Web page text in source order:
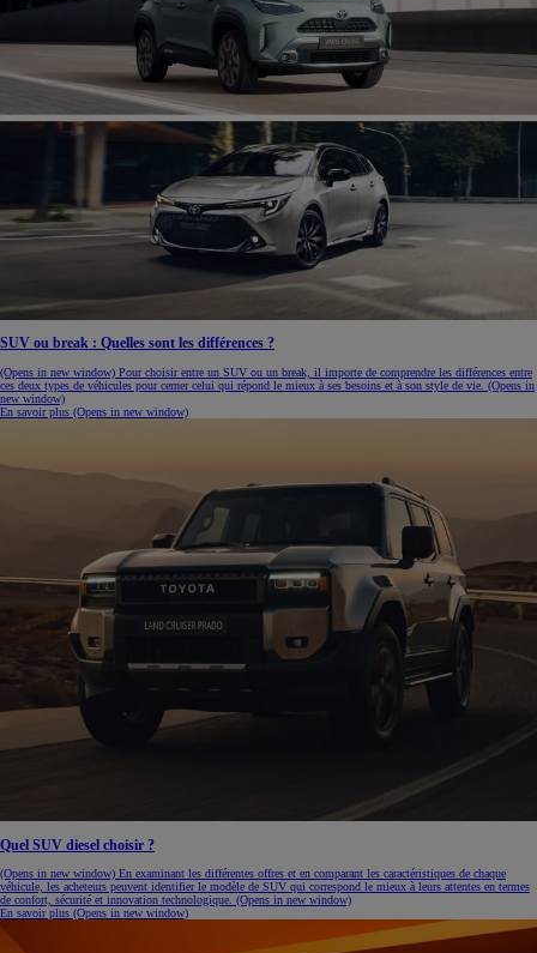
SUV ou break : Quelles sont les différences ?
(Opens in new window) Pour choisir entre un SUV ou un break, il importe de comprendre les différences entre
ces deux types de véhicules pour cerner celui qui répond le mieux à ses besoins et à son style de vie. (Opens in
new window)
En savoir plus (Opens in new window)
Quel SUV diesel choisir ?
(Opens in new window) En examinant les différentes offres et en comparant les caractéristiques de chaque
véhicule, les acheteurs peuvent identifier le modèle de SUV qui correspond le mieux à leurs attentes en termes
de confort, sécurité et innovation technologique. (Opens in new window)
En savoir plus (Opens in new window)